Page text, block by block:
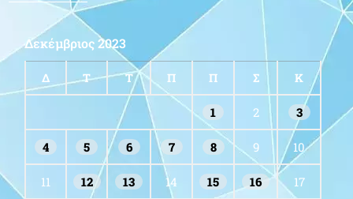
Δεκέμβριος 2023
Δ Τ Τ Π Π Σ Κ
1 2 3
4 5 6 7 8 9 10
11 12 13 14 15 16 17